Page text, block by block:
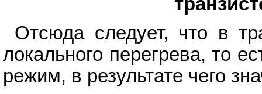
Отсюда следует, что в
локального перегрева, то
режим, в результате чего